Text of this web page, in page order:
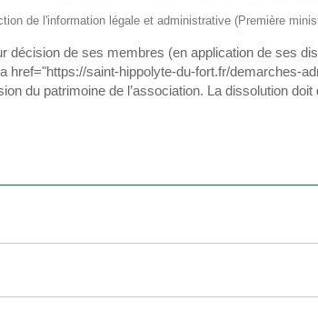
de l'information légale et administrative (Première
décision de ses membres (en application de ses
href="https://saint-hippolyte-du-fort.fr/demarches-
du patrimoine de l’association. La dissolution